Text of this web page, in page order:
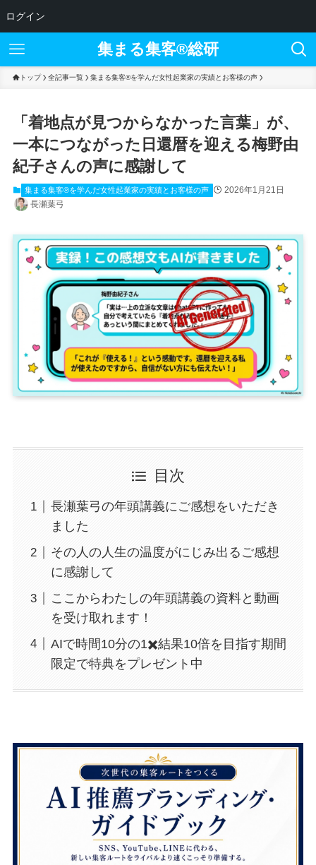
ログイン
集まる集客®︎総研
トップ 全記事一覧 集まる集客®を学んだ女性起業家の実績とお客様の声
「着地点が見つからなかった言葉」が、
一本につながった日還暦を迎える梅野由
紀子さんの声に感謝して
集まる集客®を学んだ女性起業家の実績とお客様の声
2026年1月21日
長瀬葉弓
目次
長瀬葉弓の年頭講義にご感想をいただき
ました
その人の人生の温度がにじみ出るご感想
に感謝して
ここからわたしの年頭講義の資料と動画
を受け取れます！
AIで時間10分の1✖️結果10倍を目指す期間
限定で特典をプレゼント中